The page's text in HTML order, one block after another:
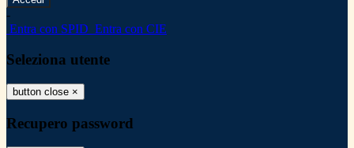
-
Entra con SPID Entra con CIE
Seleziona utente
button close ×
Recupero password